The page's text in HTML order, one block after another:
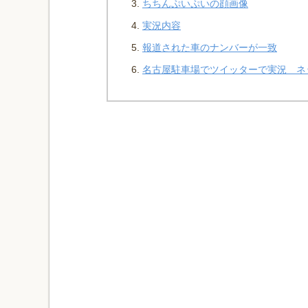
ちちんぷいぷいの顔画像
実況内容
報道された車のナンバーが一致
名古屋駐車場でツイッターで実況 ネ